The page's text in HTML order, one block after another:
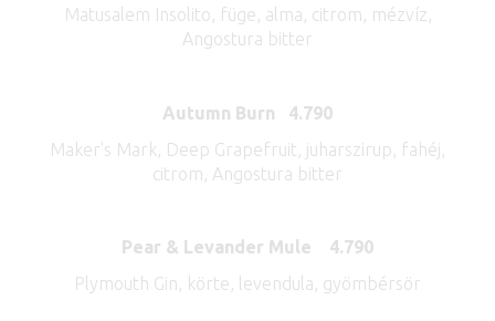
Matusalem Insolito, füge, alma, citrom, mézvíz,
Angostura bitter
Autumn Burn 4.790
Maker's Mark, Deep Grapefruit, juharszirup, fahéj,
citrom, Angostura bitter
Pear & Levander Mule 4.790
Plymouth Gin, körte, levendula, gyömbérsör